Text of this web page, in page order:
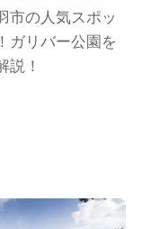
市の人気スポッ
ガリバー公園を
説！